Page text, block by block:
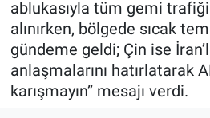
ablukasıyla tüm gemi
alınırken, bölgede sıcak
gündeme geldi; Çin ise
anlaşmalarını hatırlatarak
karışmayın” mesajı verdi.
Tüm Manşetler
Son Dakika Haberleri
Haber Arşivi